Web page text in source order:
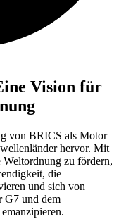
Vision für
von BRICS als Motor
hervor. Mit
zu fördern,
die
und sich von
G7 und dem